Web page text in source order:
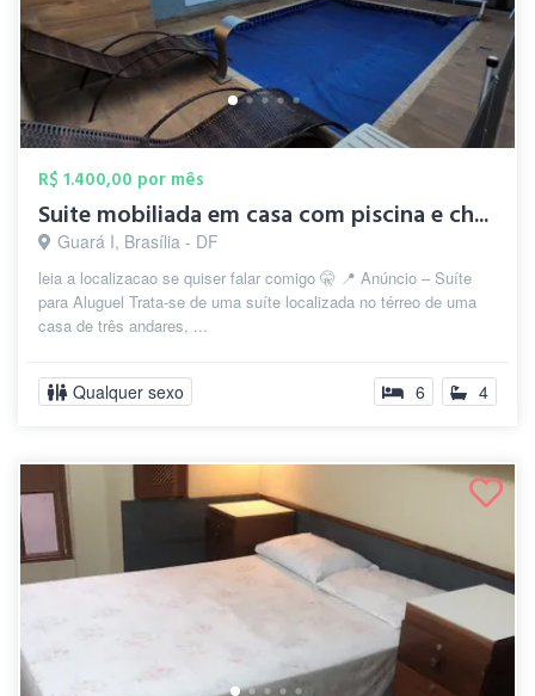
R$ 1.400,00 por mês
Suite mobiliada em casa com piscina e ch...
Guará I, Brasília - DF
leia a localizacao se quiser falar comigo 🤫 📍 Anúncio – Suíte
para Aluguel Trata-se de uma suíte localizada no térreo de uma
casa de três andares, ...
Qualquer sexo 6 4